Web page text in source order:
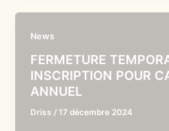
News
FERMETURE
INSCRIPTION POUR
ANNUEL
Driss /17 décembre 2024